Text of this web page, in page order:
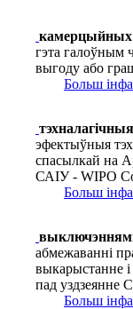
камерцыйных
гэта
выгоду або
Больш
эфектыўныя
спасылкай на
САІУ - WIPO
Больш
абмежаванні
выкарыстанне
пад уздзеянне
Больш